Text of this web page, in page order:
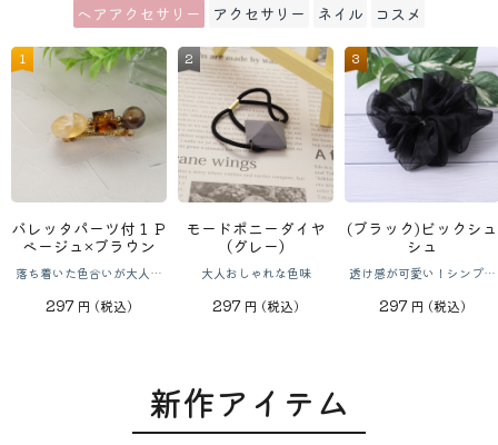
ヘアアクセサリー アクセサリー ネイル コスメ
バレッタパーツ付１Ｐ
ベージュ×ブラウン
落ち着いた色合いが大人の
す
297 円 (税込)
モードポニーダイヤ
（グレー）
大人おしゃれな色味
297 円 (税込)
(ブラック)ビックシュ
シュ
透け感が可愛い！シンプル
297 円 (税込)
ローズチーク01 コ
ーラル
肌に溶け込むような発色チ
188円(税込)
パウダーチーク ベリ
ーピンク
ふんわり色づくマシュマロ
188円(税込)
８カラーアイ
ト フレッシュ
その日の気分でカラ
198円(税込)
新作アイテム